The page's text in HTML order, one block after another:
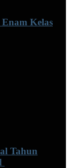
Kelas
Tahun